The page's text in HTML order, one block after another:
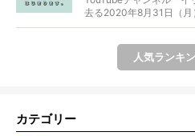
去る2020年8月31日（
人気ランキ
カテゴリー